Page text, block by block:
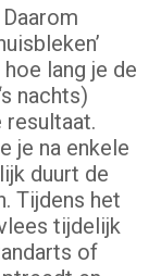
lang je de
nachts)
je na enkele
duurt de
Tijdens het
tijdelijk
of